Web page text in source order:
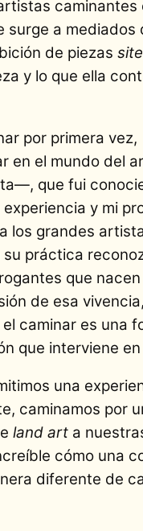
caminantes
surge a mediados
de piezas
y lo que ella
por primera vez,
en el mundo del
que fui
y mi
los grandes
su práctica
que
de esa
caminar es una
que interviene en
una
caminamos por
land art a
cómo una
diferente de